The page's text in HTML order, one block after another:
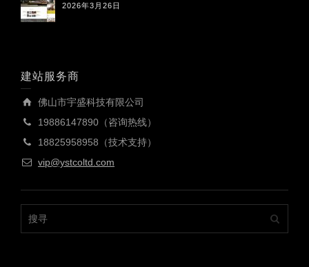
2026年3月26日
建站服务商
佛山市宇盛科技有限公司
19886147890（咨询热线）
18825958958（技术支持）
vip@ystcoltd.com